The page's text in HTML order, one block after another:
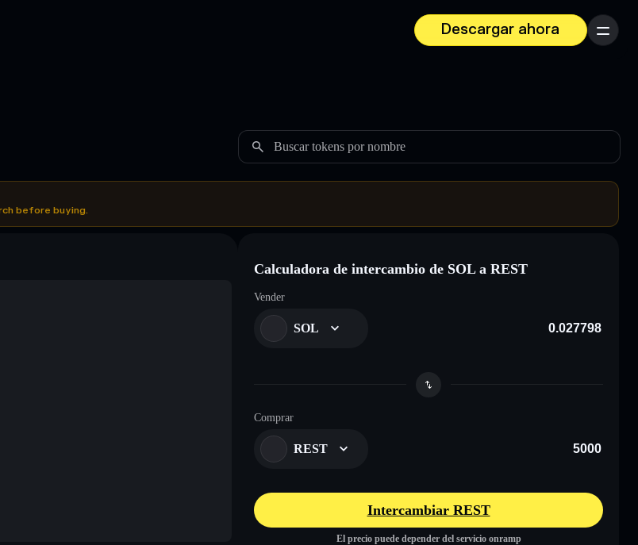
Descargar ahora
Menú
Buscar tokens por nombre
before buying.
Calculadora de intercambio de SOL a REST
Vender
SOL
Comprar
REST
Intercambiar REST
El precio puede depender del servicio onramp